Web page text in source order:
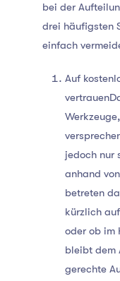
bei der
drei häufigsten
einfach
Auf
jedoch nur
anhand
betreten
kürzlich
oder ob im
bleibt dem
gerechte